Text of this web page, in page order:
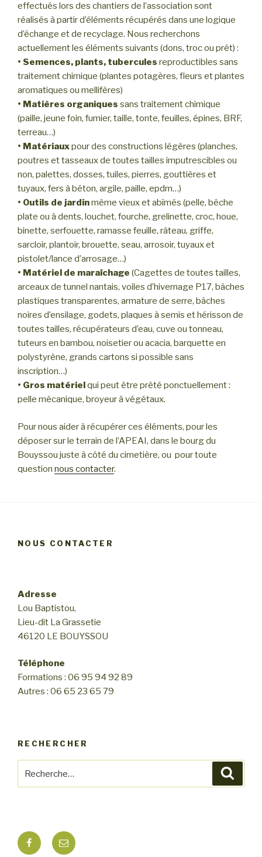
effectués lors des chantiers de l’association sont
réalisés à partir d’éléments récupérés dans une logique
d’échange et de recyclage. Nous recherchons
actuellement les éléments suivants (dons, troc ou prêt) :
• Semences, plants, tubercules reproductibles sans
traitement chimique (plantes potagères, fleurs et plantes
aromatiques ou mellifères)
• Matières organiques sans traitement chimique
(paille, jeune foin, fumier, taille, tonte, feuilles, épines, BRF,
terreau…)
• Matériauxpour des constructions légères (planches,
poutres et tasseaux de toutes tailles imputrescibles ou
non, palettes, dosses, tuiles, pierres, gouttières et
tuyaux, fers à béton, argile, paille, epdm…)
• Outils de jardinmême vieux et abîmés (pelle, bêche
plate ou à dents, louchet, fourche, grelinette, croc, houe,
binette, serfouette, ramasse feuille, râteau, griffe,
sarcloir, plantoir, brouette, seau, arrosoir, tuyaux et
pistolet/lance d’arrosage…)
• Matériel de maraîchage (Cagettes de toutes tailles,
arceaux de tunnel nantais, voiles d’hivernage P17, bâches
plastiques transparentes, armature de serre, bâches
noires d’ensilage, godets, plaques à semis et hérisson de
toutes tailles, récupérateurs d’eau, cuve ou tonneau,
tuteurs en bambou, noisetier ou acacia, barquette en
polystyrène, grands cartons si possible sans
inscription…)
• Gros matériel qui peut être prêté ponctuellement :
pelle mécanique, broyeur à végétaux.
Pour nous aider à récupérer ces éléments, pour les
déposer sur le terrain de l’APEAI, dans le bourg du
Bouyssou juste à côté du cimetière, ou pour toute
question nous contacter.
NOUS CONTACTER
Adresse
Lou Baptistou,
Lieu-dit La Grassetie
46120 LE BOUYSSOU
Téléphone
Formations : 06 95 94 92 89
Autres : 06 65 23 65 79
RECHERCHER
Facebook
E-
mail